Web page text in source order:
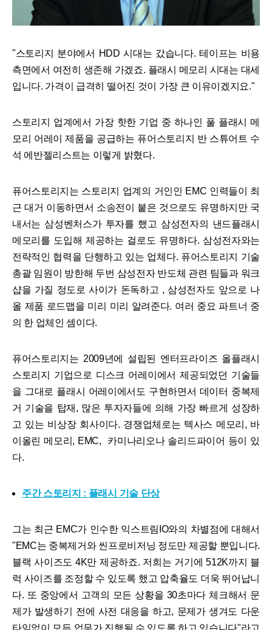
"스토리지 분야에서 HDD 시대는 갔습니다. 테이프는 비용
측면에서 여전히 생존해 가겠죠. 플래시 메모리 시대는 대세
입니다. 가격이 급격히 떨어진 것이 가장 큰 이유이겠지요."
스토리지 업계에서 가장 핫한 기업 중 하나인 풀 플래시 메
모리 어레이 제품을 공급하는 퓨어스토리지 반 스튜어트 수
석 에반젤리스트는 이렇게 밝혔다.
퓨어스토리지는 스토리지 업계의 거인인 EMC 인력들이 최
근 대거 이동하면서 소송전이 붙은 것으로도 유명하지만 국
내서는 삼성벤처스가 투자를 했고 삼성전자의 낸드플래시
메모리를 도입해 제공하는 걸로도 유명하다. 삼성전자와는
전략적인 협력을 단행하고 있는 업체다. 퓨어스토리지 기술
총괄 임원이 방한해 두번 삼성전자 반도체 관련 팀들과 워크
샵을 가질 정도로 사이가 돈독하고 , 삼성전자도 앞으로 나
올 제품 로드맵을 미리 미리 알려준다. 여러 중요 파트너 중
의 한 업체인 셈이다.
퓨어스토리지는 2009년에 설립된 엔터프라이즈 올플래시
스토리지 기업으로 디스크 어레이에서 제공되었던 기술들
을 그대로 플래시 어레이에서도 구현하면서 데이터 중복제
거 기술을 탑재, 많은 투자자들에 의해 가장 빠르게 성장하
고 있는 비상장 회사이다. 경쟁업체로는 텍사스 메모리, 바
이올린 메모리, EMC, 카미나리오나 솔리드파이어 등이 있
다.
주간 스토리지 : 플래시 기술 단상
그는 최근 EMC가 인수한 익스트림IO와의 차별점에 대해서
"EMC는 중복제거와 씬프로비저닝 정도만 제공할 뿐입니다.
블랙 사이즈도 4K만 제공하죠. 저희는 거기에 512K까지 블
럭 사이즈를 조정할 수 있도록 했고 압축율도 더욱 뛰어납니
다. 또 중앙에서 고객의 모든 상황을 30초마다 체크해서 문
제가 발생하기 전에 사전 대응을 하고, 문제가 생겨도 다운